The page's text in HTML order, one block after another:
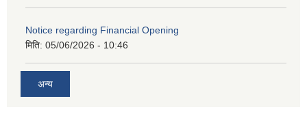
Notice regarding Financial Opening
मिति: 05/06/2026 - 10:46
अन्य